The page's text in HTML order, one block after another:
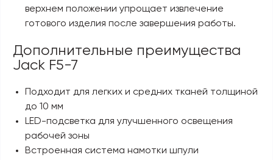
верхнем положении упрощает извлечение
готового изделия после завершения работы.
Дополнительные преимущества
Jack F5-7
Подходит для легких и средних тканей толщиной
до 10 мм
LED-подсветка для улучшенного освещения
рабочей зоны
Встроенная система намотки шпули